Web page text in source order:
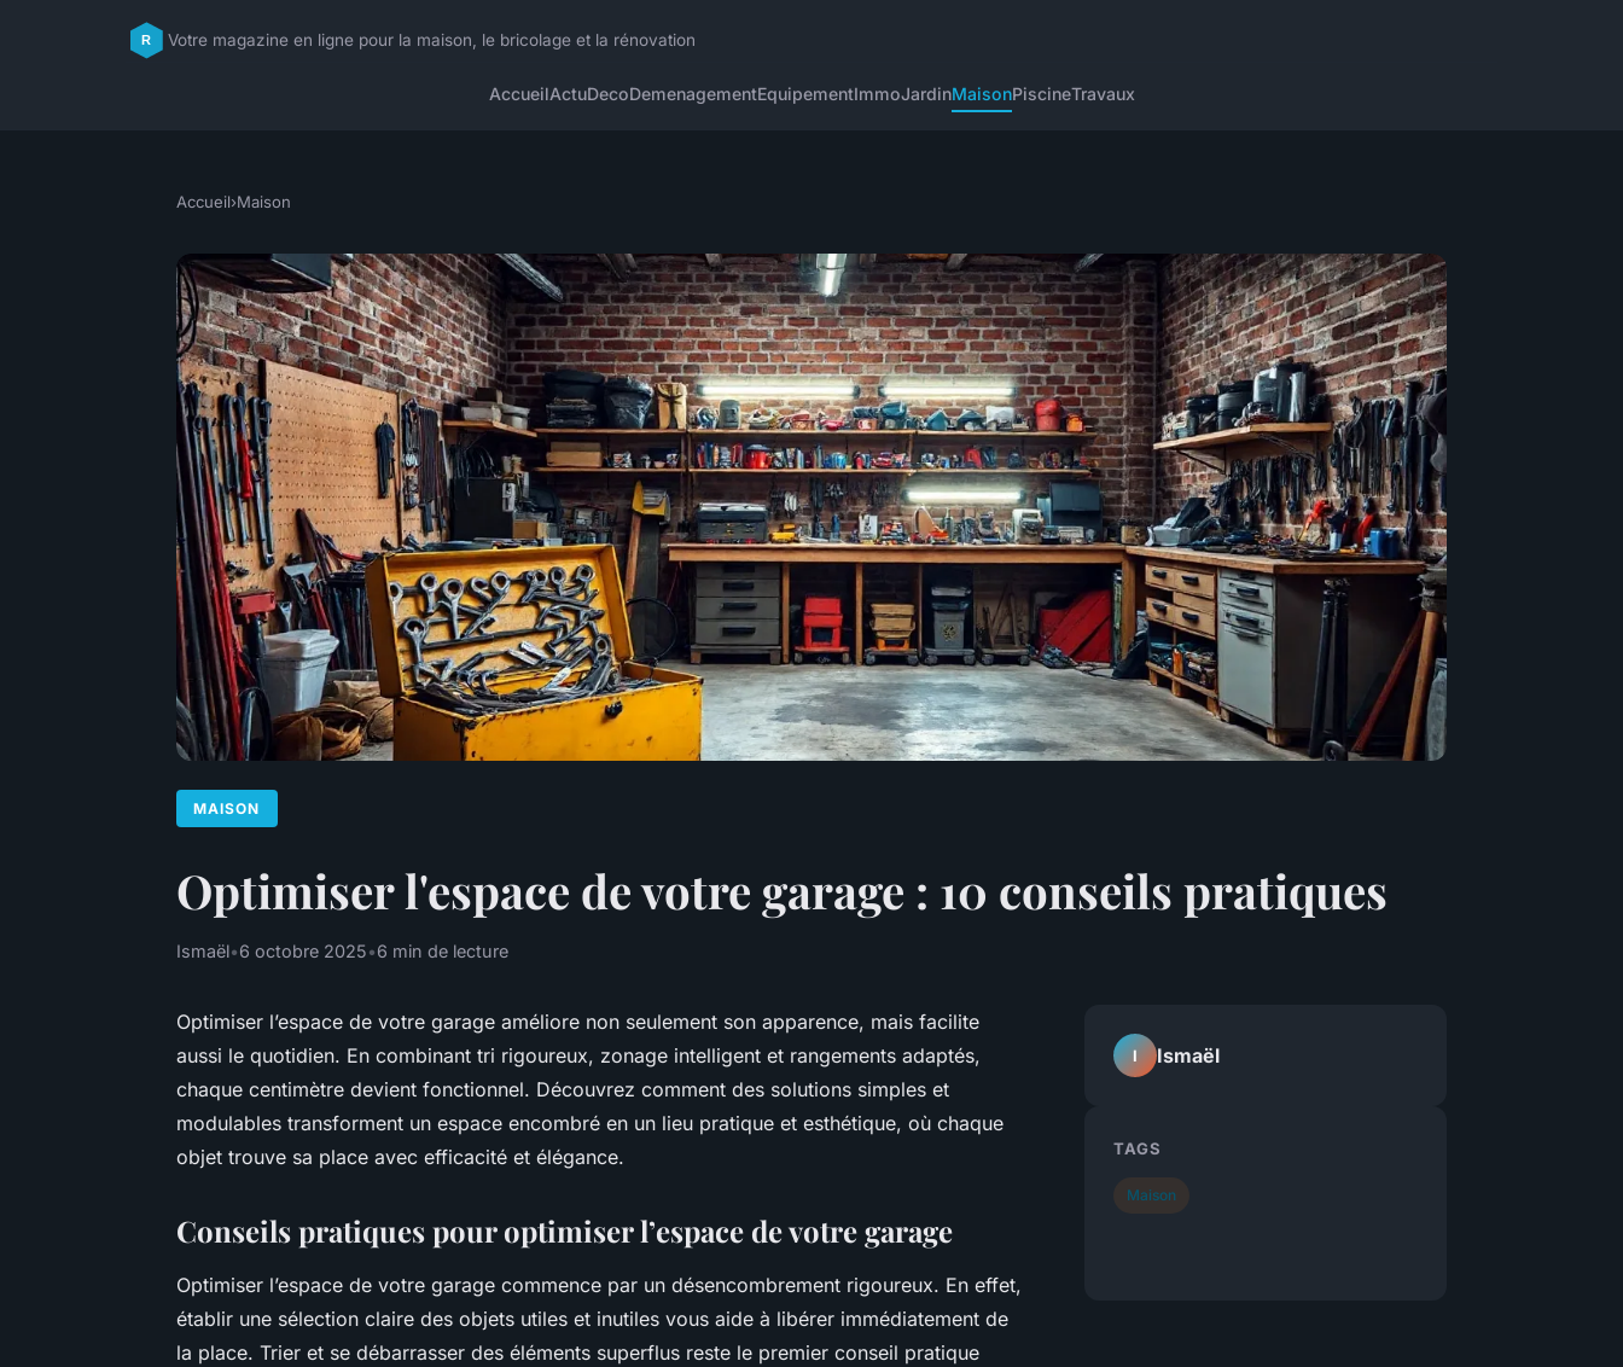
Votre magazine en ligne pour la maison, le bricolage et la rénovation
AccueilActuDecoDemenagementEquipementImmoJardinMaisonPiscineTravaux
Accueil›Maison
MAISON
Optimiser l'espace de votre garage : 10 conseils pratiques
Ismaël•6 octobre 2025•6 min de lecture
Optimiser l’espace de votre garage améliore non seulement son apparence, mais facilite
aussi le quotidien. En combinant tri rigoureux, zonage intelligent et rangements adaptés,
chaque centimètre devient fonctionnel. Découvrez comment des solutions simples et
modulables transforment un espace encombré en un lieu pratique et esthétique, où chaque
objet trouve sa place avec efficacité et élégance.
Conseils pratiques pour optimiser l’espace de votre garage
Optimiser l’espace de votre garage commence par un désencombrement rigoureux. En effet,
établir une sélection claire des objets utiles et inutiles vous aide à libérer immédiatement de
la place. Trier et se débarrasser des éléments superflus reste le premier conseil pratique
I Ismaël
TAGS
Maison